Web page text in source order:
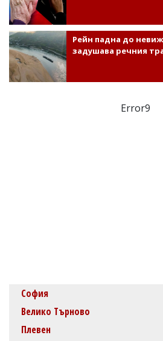
Рейн падна до
задушава речния
Error9
София
Велико Търново
Плевен